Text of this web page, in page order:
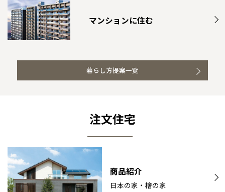
マンションに住む
暮らし方提案一覧
注文住宅
商品紹介
日本の家・檜の家